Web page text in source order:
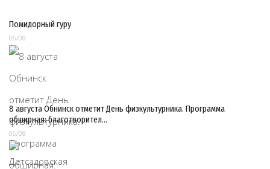
Помидорный гуру
06/08
8 августа Обнинск отметит День физкультурника. Программа
обширная: благотворител…
06/08